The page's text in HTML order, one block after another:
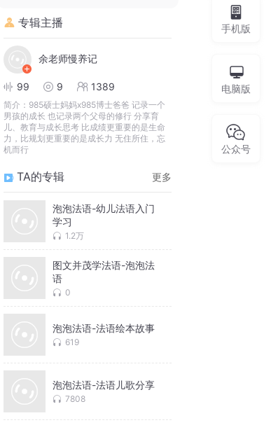
专辑主播
余老师慢养记
99 9 1389
简介： 985硕士妈妈x985博士爸爸 记录一个
男孩的成长 也记录两个父母的修行 分享育
儿、教育与成长思考 比成绩更重要的是生命
力，比规划更重要的是成长力 无住所住，忘
机而行
TA的专辑 更多
泡泡法语-幼儿法语入门
学习
1.2万
图文并茂学法语-泡泡法
语
0
泡泡法语-法语绘本故事
619
泡泡法语-法语儿歌分享
7808
手机版
电脑版
公众号